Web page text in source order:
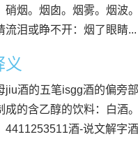
硝烟。烟囱。烟雾。烟波
流泪或睁不开：烟了眼睛...
义
jiu酒的五笔isgg酒的偏旁
成的含乙醇的饮料：白酒
4411253511酒-说文解字